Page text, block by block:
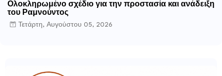
Ολοκληρωμένο σχέδιο για την προστασία και ανάδειξη
του Ραμνούντος
Τετάρτη, Αυγούστου 05, 2026